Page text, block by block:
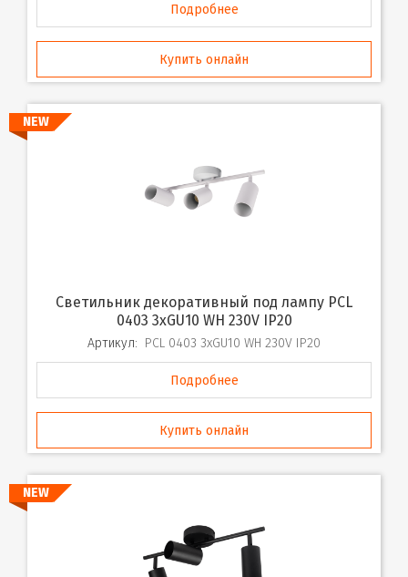
Подробнее
Купить онлайн
NEW
Светильник декоративный под лампу PCL
0403 3xGU10 WH 230V IP20
Артикул: PCL 0403 3xGU10 WH 230V IP20
Подробнее
Купить онлайн
NEW